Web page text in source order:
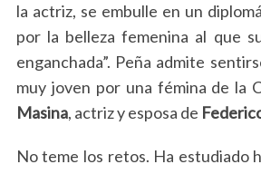
la actriz, se embulle en un
por la belleza femenina al que
enganchada”. Peña admite
muy joven por una fémina de la
Masina, actriz y esposa de
No teme los retos. Ha estudiado